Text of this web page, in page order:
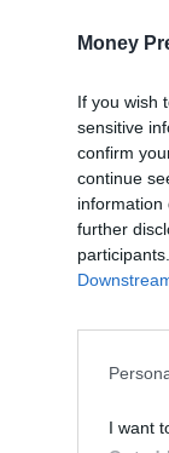
Money
If you wish
sensitive
confirm
continue
information
further
I want
καθαρές
αυτή
απώλεια παγίου